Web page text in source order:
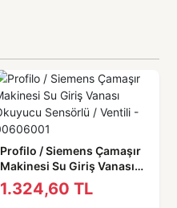
Profilo / Siemens Çamaşır
Makinesi Su Giriş Vanası
Okuyucu Sensörlü / Ventili -
00606001
1.324,60 TL